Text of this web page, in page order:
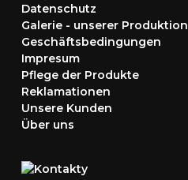
Datenschutz
Galerie - unserer Produktion
Geschäftsbedingungen
Impresum
Pflege der Produkte
Reklamationen
Unsere Kunden
Über uns